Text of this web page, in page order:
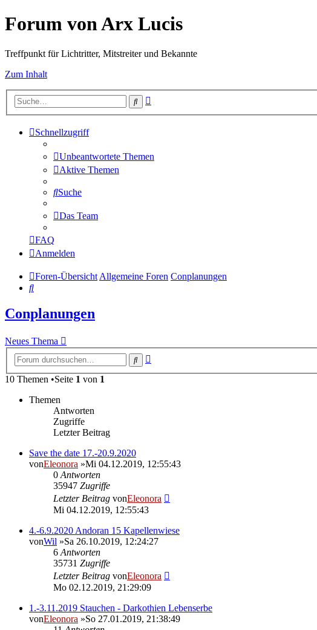
Forum von Arx Lucis
Treffpunkt für Lichtritter, Mitstreiter und Bekannte
Zum Inhalt
Suche
Schnellzugriff
Unbeantwortete Themen
Aktive Themen
Suche
Das Team
FAQ
Anmelden
Foren-ÜbersichtAllgemeine Foren Conplanungen
Suche
Conplanungen
Neues Thema
Suche
10 Themen •Seite 1 von 1
Themen
Antworten
Zugriffe
Letzter Beitrag
Save the date 17.-20.9.2020
vonEleonora »Mi 04.12.2019, 12:55:43
0 Antworten
35947 Zugriffe
Letzter Beitrag vonEleonora
Mi 04.12.2019, 12:55:43
4.-6.9.2020 Andoran 15 Kapellenwiese
vonWil »Sa 26.10.2019, 12:24:27
6 Antworten
35731 Zugriffe
Letzter Beitrag vonEleonora
Mo 02.12.2019, 21:29:09
1.-3.11.2019 Stauchen - Darkothien Lebenserbe
vonEleonora »So 27.01.2019, 21:38:49